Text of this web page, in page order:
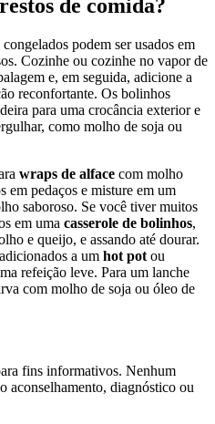
de comida?
podem ser usados em
Cozinhe ou cozinhe no vapor de
e, em seguida, adicione a
reconfortante. Os bolinhos
para uma crocância exterior e
como molho de soja ou
wraps de alface com molho
em pedaços e misture em um
saboroso. Se você tiver muitos
em uma casserole de bolinhos,
e queijo, e assando até dourar.
a um hot pot ou
refeição leve. Para um lanche
com molho de soja ou óleo de
fins informativos. Nenhum
aconselhamento, diagnóstico ou